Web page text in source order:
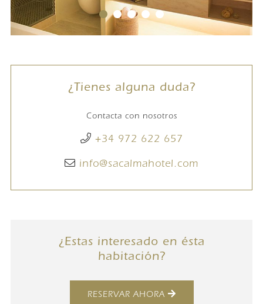
¿Tienes alguna duda?
Contacta con nosotros
+34 972 622 657
info@sacalmahotel.com
¿Estas interesado en ésta
habitación?
RESERVAR AHORA